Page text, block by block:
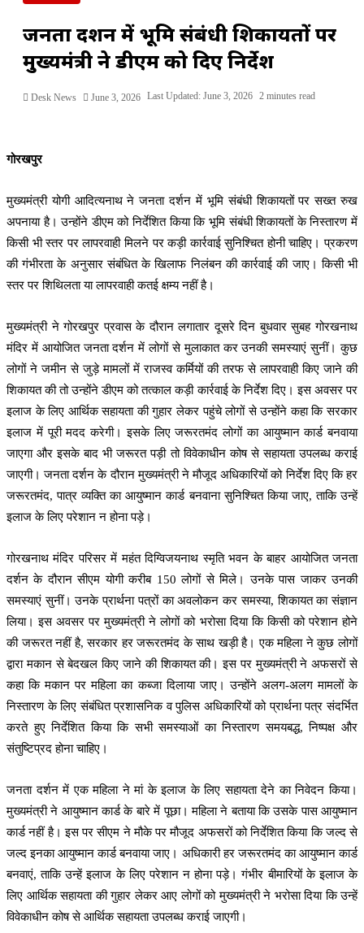
जनता दर्शन में भूमि संबंधी शिकायतों पर
मुख्यमंत्री ने डीएम को दिए निर्देश
Desk News June 3, 2026 Last Updated: June 3, 2026 2 minutes read
गोरखपुर
मुख्यमंत्री योगी आदित्यनाथ ने जनता दर्शन में भूमि संबंधी शिकायतों पर सख्त रुख
अपनाया है। उन्होंने डीएम को निर्देशित किया कि भूमि संबंधी शिकायतों के निस्तारण में
किसी भी स्तर पर लापरवाही मिलने पर कड़ी कार्रवाई सुनिश्चित होनी चाहिए। प्रकरण
की गंभीरता के अनुसार संबंधित के खिलाफ निलंबन की कार्रवाई की जाए। किसी भी
स्तर पर शिथिलता या लापरवाही कतई क्षम्य नहीं है।
मुख्यमंत्री ने गोरखपुर प्रवास के दौरान लगातार दूसरे दिन बुधवार सुबह गोरखनाथ
मंदिर में आयोजित जनता दर्शन में लोगों से मुलाकात कर उनकी समस्याएं सुनीं। कुछ
लोगों ने जमीन से जुड़े मामलों में राजस्व कर्मियों की तरफ से लापरवाही किए जाने की
शिकायत की तो उन्होंने डीएम को तत्काल कड़ी कार्रवाई के निर्देश दिए। इस अवसर पर
इलाज के लिए आर्थिक सहायता की गुहार लेकर पहुंचे लोगों से उन्होंने कहा कि सरकार
इलाज में पूरी मदद करेगी। इसके लिए जरूरतमंद लोगों का आयुष्मान कार्ड बनवाया
जाएगा और इसके बाद भी जरूरत पड़ी तो विवेकाधीन कोष से सहायता उपलब्ध कराई
जाएगी। जनता दर्शन के दौरान मुख्यमंत्री ने मौजूद अधिकारियों को निर्देश दिए कि हर
जरूरतमंद, पात्र व्यक्ति का आयुष्मान कार्ड बनवाना सुनिश्चित किया जाए, ताकि उन्हें
इलाज के लिए परेशान न होना पड़े।
गोरखनाथ मंदिर परिसर में महंत दिग्विजयनाथ स्मृति भवन के बाहर आयोजित जनता
दर्शन के दौरान सीएम योगी करीब 150 लोगों से मिले। उनके पास जाकर उनकी
समस्याएं सुनीं। उनके प्रार्थना पत्रों का अवलोकन कर समस्या, शिकायत का संज्ञान
लिया। इस अवसर पर मुख्यमंत्री ने लोगों को भरोसा दिया कि किसी को परेशान होने
की जरूरत नहीं है, सरकार हर जरूरतमंद के साथ खड़ी है। एक महिला ने कुछ लोगों
द्वारा मकान से बेदखल किए जाने की शिकायत की। इस पर मुख्यमंत्री ने अफसरों से
कहा कि मकान पर महिला का कब्जा दिलाया जाए। उन्होंने अलग-अलग मामलों के
निस्तारण के लिए संबंधित प्रशासनिक व पुलिस अधिकारियों को प्रार्थना पत्र संदर्भित
करते हुए निर्देशित किया कि सभी समस्याओं का निस्तारण समयबद्ध, निष्पक्ष और
संतुष्टिप्रद होना चाहिए।
जनता दर्शन में एक महिला ने मां के इलाज के लिए सहायता देने का निवेदन किया।
मुख्यमंत्री ने आयुष्मान कार्ड के बारे में पूछा। महिला ने बताया कि उसके पास आयुष्मान
कार्ड नहीं है। इस पर सीएम ने मौके पर मौजूद अफसरों को निर्देशित किया कि जल्द से
जल्द इनका आयुष्मान कार्ड बनवाया जाए। अधिकारी हर जरूरतमंद का आयुष्मान कार्ड
बनवाएं, ताकि उन्हें इलाज के लिए परेशान न होना पड़े। गंभीर बीमारियों के इलाज के
लिए आर्थिक सहायता की गुहार लेकर आए लोगों को मुख्यमंत्री ने भरोसा दिया कि उन्हें
विवेकाधीन कोष से आर्थिक सहायता उपलब्ध कराई जाएगी।